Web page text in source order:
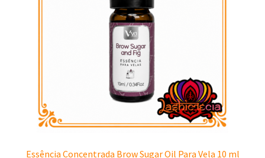
Essência Concentrada Brow Sugar Oil Para Vela 10 ml